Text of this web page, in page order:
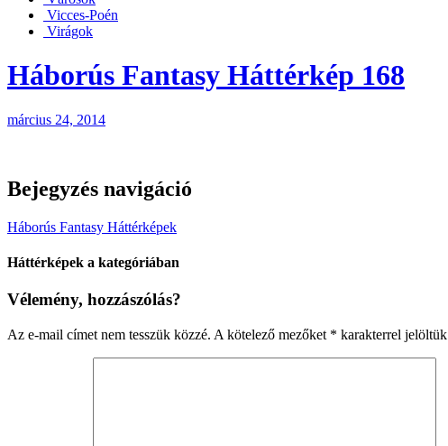
Vicces-Poén
Virágok
Háborús Fantasy Háttérkép 168
március 24, 2014
Bejegyzés navigáció
Háborús Fantasy Háttérképek
Háttérképek a kategóriában
Vélemény, hozzászólás?
Az e-mail címet nem tesszük közzé. A kötelező mezőket * karakterrel jelöltük